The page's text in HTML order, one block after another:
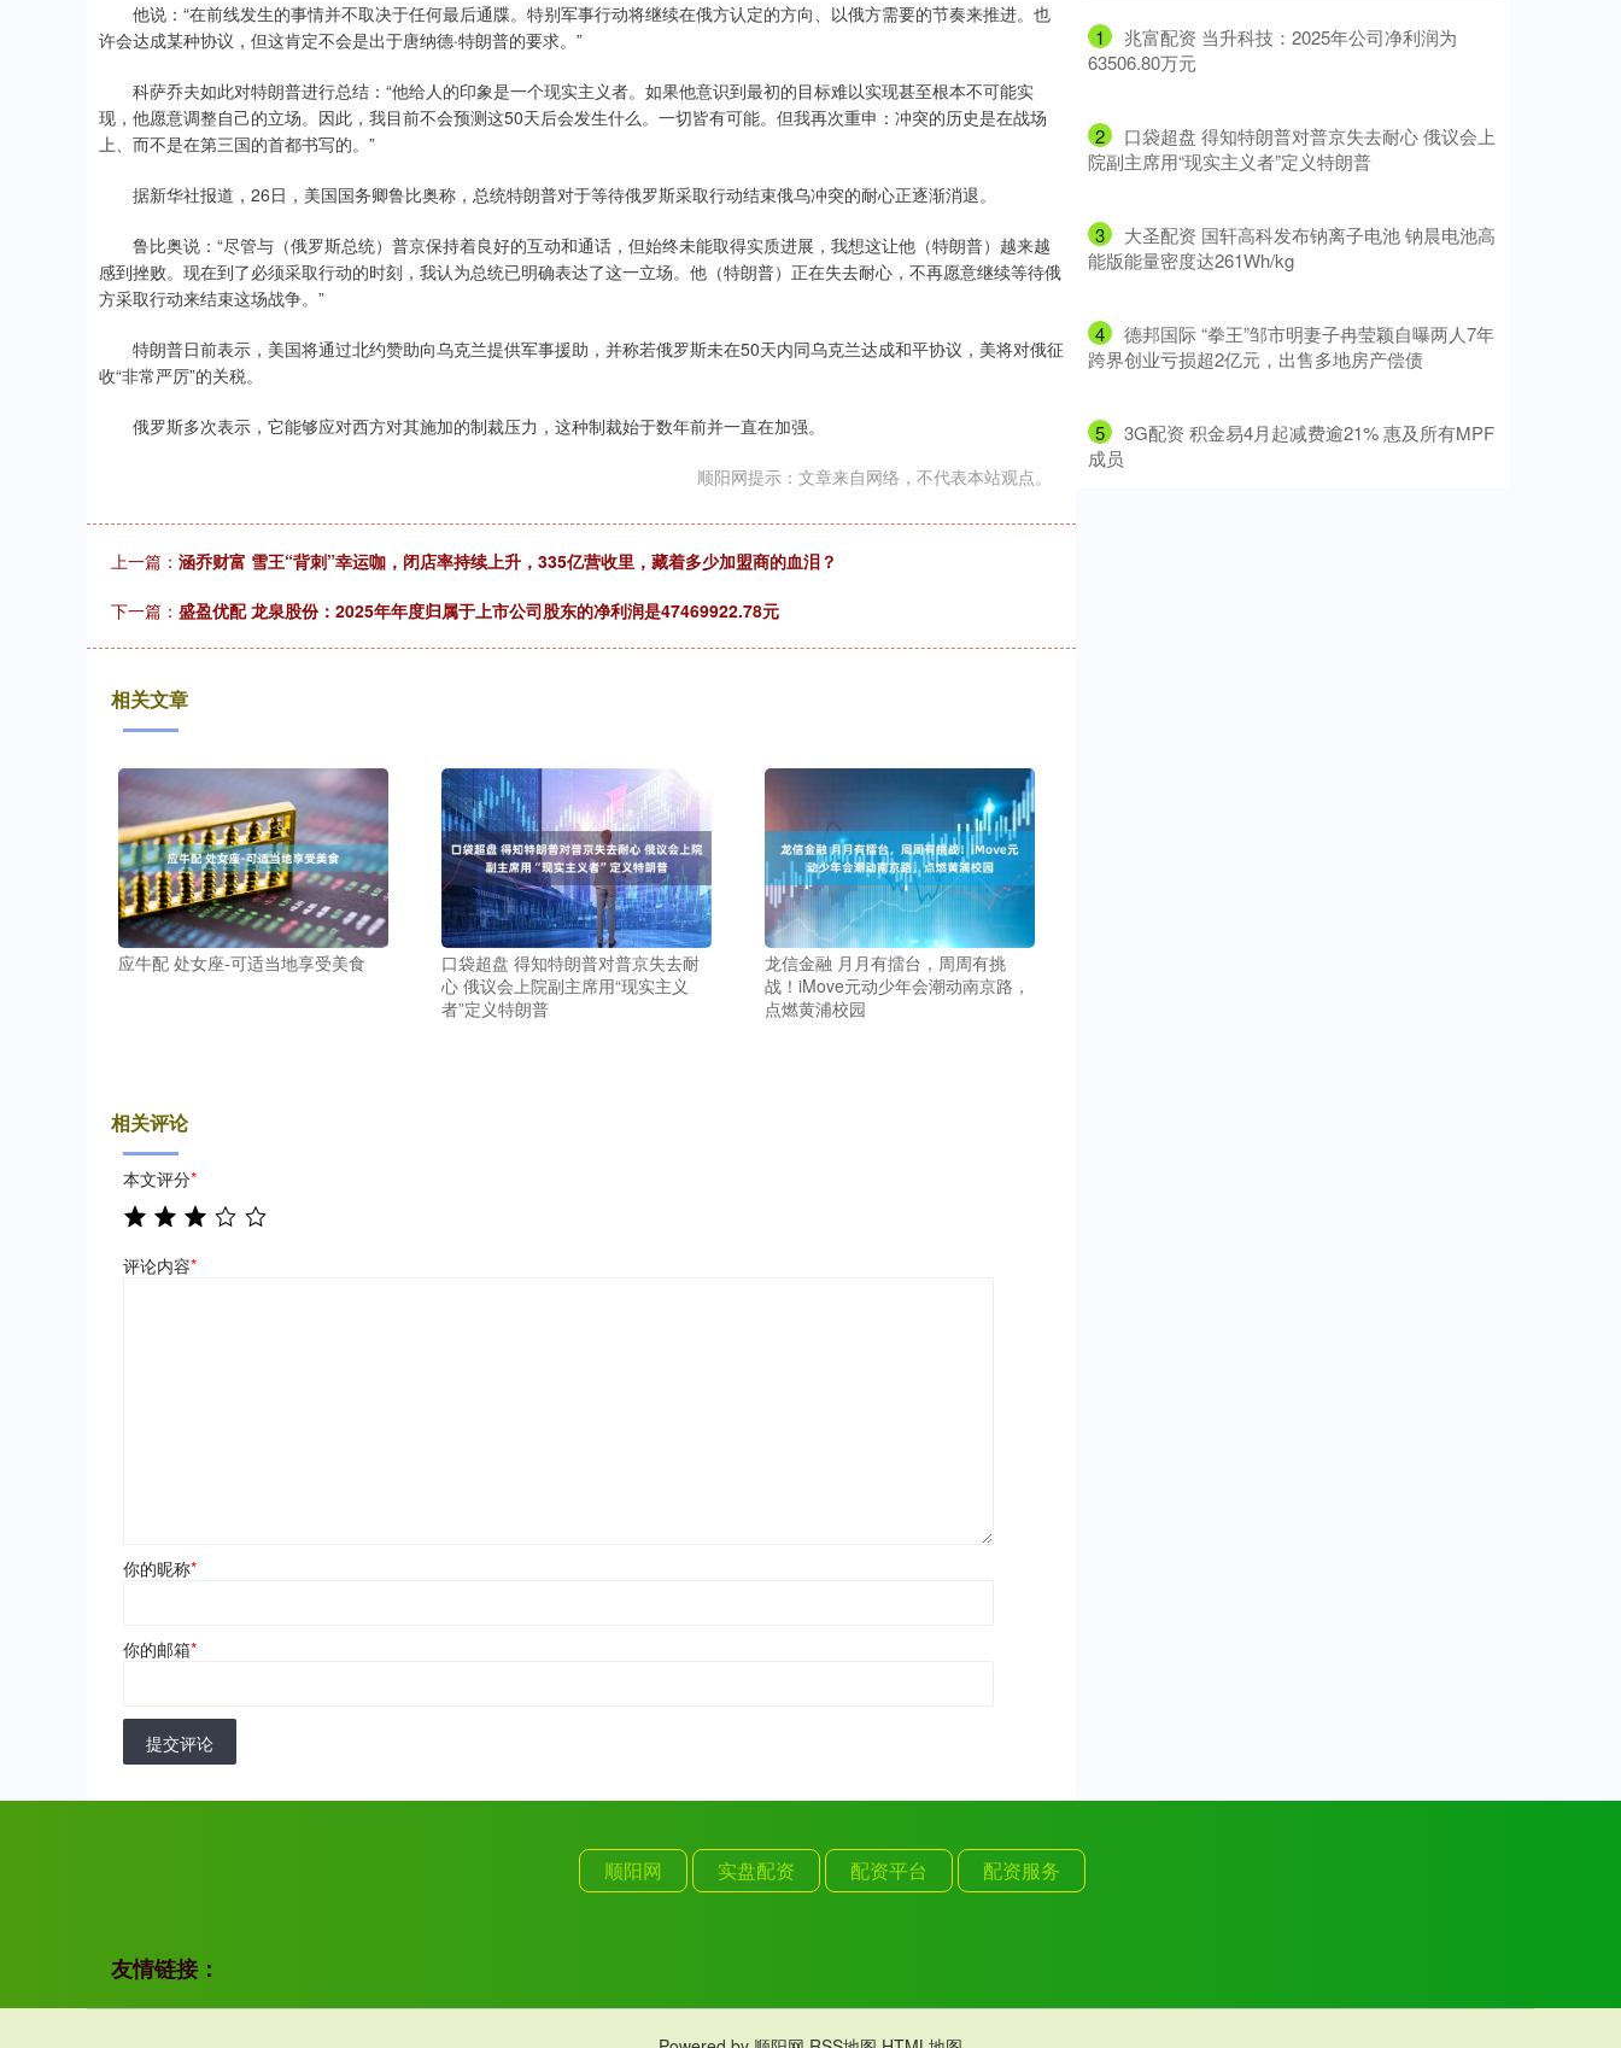
他说：“在前线发生的事情并不取决于任何最后通牒。特别军事行动将继续在俄方认定的方向、以俄方需要的节奏来推进。也
许会达成某种协议，但这肯定不会是出于唐纳德·特朗普的要求。”
科萨乔夫如此对特朗普进行总结：“他给人的印象是一个现实主义者。如果他意识到最初的目标难以实现甚至根本不可能实
现，他愿意调整自己的立场。因此，我目前不会预测这50天后会发生什么。一切皆有可能。但我再次重申：冲突的历史是在战场
上、而不是在第三国的首都书写的。”
据新华社报道，26日，美国国务卿鲁比奥称，总统特朗普对于等待俄罗斯采取行动结束俄乌冲突的耐心正逐渐消退。
鲁比奥说：“尽管与（俄罗斯总统）普京保持着良好的互动和通话，但始终未能取得实质进展，我想这让他（特朗普）越来越
感到挫败。现在到了必须采取行动的时刻，我认为总统已明确表达了这一立场。他（特朗普）正在失去耐心，不再愿意继续等待俄
方采取行动来结束这场战争。”
特朗普日前表示，美国将通过北约赞助向乌克兰提供军事援助，并称若俄罗斯未在50天内同乌克兰达成和平协议，美将对俄征
收“非常严厉”的关税。
俄罗斯多次表示，它能够应对西方对其施加的制裁压力，这种制裁始于数年前并一直在加强。
顺阳网提示：文章来自网络，不代表本站观点。
上一篇： 涵乔财富 雪王“背刺”幸运咖，闭店率持续上升，335亿营收里，藏着多少加盟商的血泪？
下一篇： 盛盈优配 龙泉股份：2025年年度归属于上市公司股东的净利润是47469922.78元
相关文章
应牛配 处女座-可适当地享受美食
口袋超盘 得知特朗普对普京失去耐
心 俄议会上院副主席用“现实主义
者”定义特朗普
龙信金融 月月有擂台，周周有挑
战！iMove元动少年会潮动南京路，
点燃黄浦校园
相关评论
本文评分*
评论内容*
你的昵称*
你的邮箱*
提交评论
1
​兆富配资 当升科技：2025年公司净利润为
63506.80万元
2
​口袋超盘 得知特朗普对普京失去耐心 俄议会上
院副主席用“现实主义者”定义特朗普
3
​大圣配资 国轩高科发布钠离子电池 钠晨电池高
能版能量密度达261Wh/kg
4
​德邦国际 “拳王”邹市明妻子冉莹颖自曝两人7年
跨界创业亏损超2亿元，出售多地房产偿债
5
​3G配资 积金易4月起减费逾21% 惠及所有MPF
成员
顺阳网 实盘配资 配资平台 配资服务
友情链接：